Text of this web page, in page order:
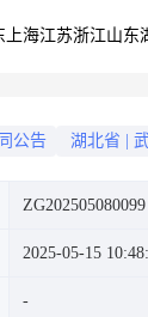
上海江苏浙江山东
公告 湖北省
ZG202505080099
2025-05-15